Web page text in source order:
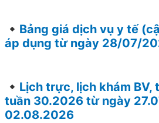
Bảng giá dịch vụ y tế
áp dụng từ ngày 28/07/
Lịch trực, lịch khám BV,
tuần 30.2026 từ ngày
02.08.2026